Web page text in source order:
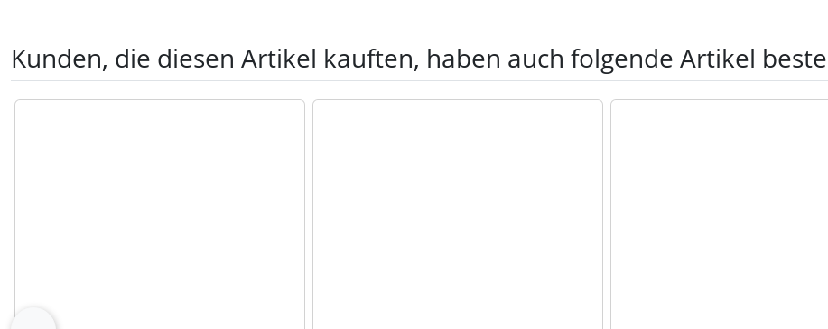
Kunden, die diesen Artikel kauften, haben auch folgende Artikel
Es folgt ein Produktslider - navigieren Sie mit der Tab-Taste zu den einzelnen Artikeln.